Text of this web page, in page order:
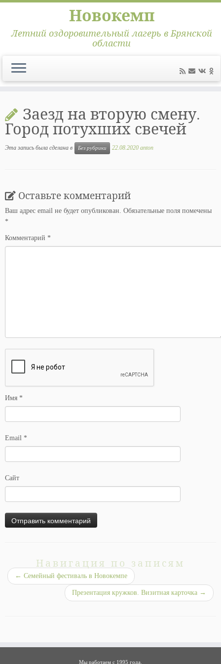
содержимому
Новокемп
Летний оздоровительный лагерь в Брянской
области
Заезд на вторую смену.
Город потухших свечей
Эта запись была сделана в Без рубрики 22.08.2020 anton
Оставьте комментарий
Ваш адрес email не будет опубликован. Обязательные поля помечены
*
Комментарий *
Имя *
Email *
Сайт
Навигация по записям
← Семейный фестиваль в Новокемпе
Презентация кружков. Визитная карточка →
Мы работаем с 1995 года.